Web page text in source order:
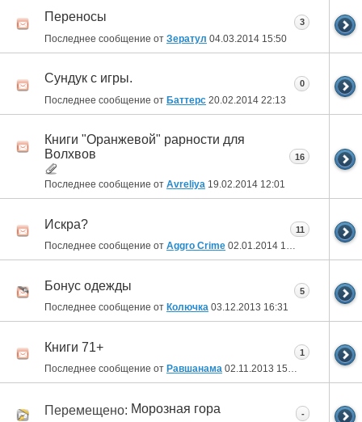
Переносы
Последнее сообщение от Зератул 04.03.2014 15:50
3
Сундук с игры.
Последнее сообщение от Баттерс 20.02.2014 22:13
0
Книги "Оранжевой" рарности для
Волхвов
Последнее сообщение от Avreliya 19.02.2014 12:01
16
Искра?
Последнее сообщение от Aggro Crime 02.01.2014 17:58
11
Бонус одежды
Последнее сообщение от Колючка 03.12.2013 16:31
5
Книги 71+
Последнее сообщение от Равшанама 02.11.2013 15:17
1
Перемещено: Морозная гора -